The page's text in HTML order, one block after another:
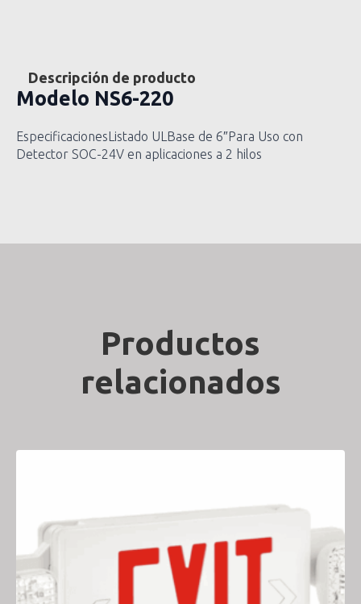
Descripción de producto
Modelo NS6-220
EspecificacionesListado ULBase de 6″Para Uso con
Detector SOC-24V en aplicaciones a 2 hilos
Productos
relacionados